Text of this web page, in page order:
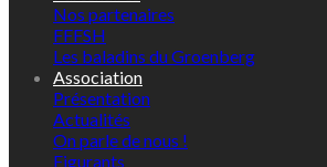
Nos partenaires
FFFSH
Les baladins du Groenberg
Association
Présentation
Actualités
On parle de nous !
Figurants